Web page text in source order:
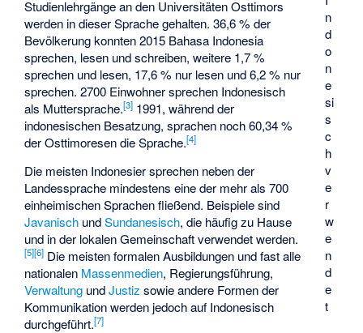
n
d
o
n
e
si
s
c
h
v
e
r
w
e
n
d
e
t
Studienlehrgänge an den Universitäten Osttimors
werden in dieser Sprache gehalten. 36,6 % der
Bevölkerung konnten 2015 Bahasa Indonesia
sprechen, lesen und schreiben, weitere 1,7 %
sprechen und lesen, 17,6 % nur lesen und 6,2 % nur
sprechen. 2700 Einwohner sprechen Indonesisch
als Muttersprache.[3] 1991, während der
indonesischen Besatzung, sprachen noch 60,34 %
der Osttimoresen die Sprache.[4]
Die meisten Indonesier sprechen neben der
Landessprache mindestens eine der mehr als 700
einheimischen Sprachen fließend. Beispiele sind
Javanisch undSundanesisch, die häufig zu Hause
und in der lokalen Gemeinschaft verwendet werden.
[5][6] Die meisten formalen Ausbildungen und fast alle
nationalen Massenmedien, Regierungsführung,
Verwaltung undJustiz sowie andere Formen der
Kommunikation werden jedoch auf Indonesisch
durchgeführt.[7]